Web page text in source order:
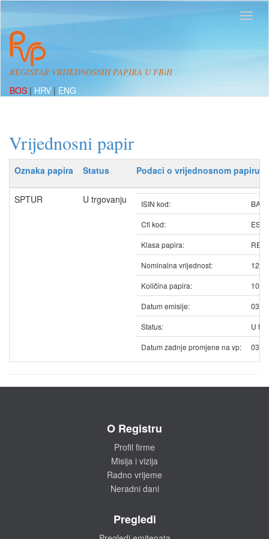
REGISTAR VRIJEDNOSNIH PAPIRA U FBiH
BOS | HRV | ENG
Vrijednosni papir
Oznaka papira Status Podaci o vrijednosnom papiru
SPTUR U trgovanju ISIN kod:
Cfi kod:
Klasa papira:
Nominalna vrijednost:
12.50
Količina papira:
Datum emisije:
Status:
U
Datum zadnje promjene na vp:
O Registru
Profil firme
Misija i vizija
Radno vrijeme
Neradni dani
Pregledi